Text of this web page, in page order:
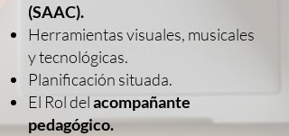
(SAAC).
Herramientas visuales, musicales
y tecnológicas.
Planificación situada.
El Rol delacompañante
pedagógico.